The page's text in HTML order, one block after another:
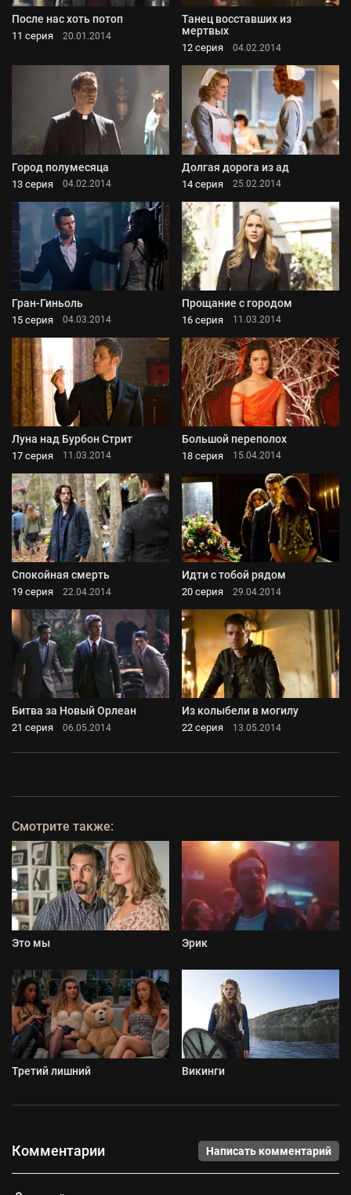
После нас хоть потоп
11 серия 20.01.2014
Танец восставших из
мертвых
12 серия 04.02.2014
Город полумесяца
13 серия 04.02.2014
Долгая дорога из ад
14 серия 25.02.2014
Гран-Гиньоль
15 серия 04.03.2014
Прощание с городом
16 серия 11.03.2014
Луна над Бурбон Стрит
17 серия 11.03.2014
Большой переполох
18 серия 15.04.2014
Спокойная смерть
19 серия 22.04.2014
Идти с тобой рядом
20 серия 29.04.2014
Битва за Новый Орлеан
21 серия 06.05.2014
Из колыбели в могилу
22 серия 13.05.2014
Смотрите также:
Это мы Эрик
Третий лишний Викинги
Комментарии Написать комментарий